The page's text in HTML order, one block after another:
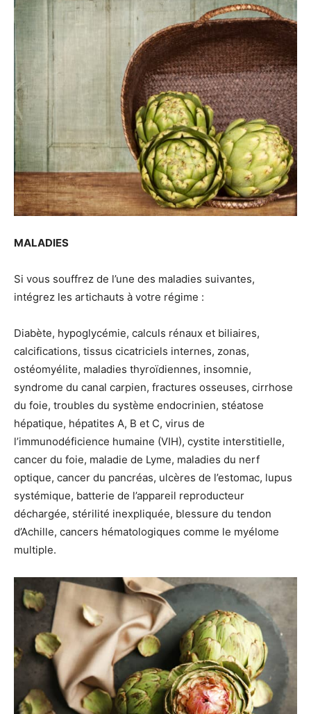
MALADIES
Si vous souffrez de l’une des maladies suivantes,
intégrez les artichauts à votre régime :
Diabète, hypoglycémie, calculs rénaux et biliaires,
calcifications, tissus cicatriciels internes, zonas,
ostéomyélite, maladies thyroïdiennes, insomnie,
syndrome du canal carpien, fractures osseuses, cirrhose
du foie, troubles du système endocrinien, stéatose
hépatique, hépatites A, B et C, virus de
l’immunodéficience humaine (VIH), cystite interstitielle,
cancer du foie, maladie de Lyme, maladies du nerf
optique, cancer du pancréas, ulcères de l’estomac, lupus
systémique, batterie de l’appareil reproducteur
déchargée, stérilité inexpliquée, blessure du tendon
d’Achille, cancers hématologiques comme le myélome
multiple.